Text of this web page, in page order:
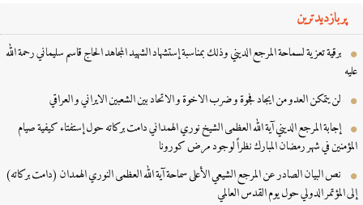
پربازدیدترین
برقية تعزية لسماحة المرجع الديني وذلك بمناسبة إستشهاد الشهيد المجاهد الحاج قاسم سليماني رحمة الله
لن يتمكن العدو من ايجاد فجوة و ضرب الاخوة و الاتحاد بين الشعبين الايراني و العراقي
إجابة المرجع الديني آية الله العظمى الشيخ نوري الهمداني دامت بركاته حول إستفتاء كيفية صيام
في شهر رمضان المبارك نظراً لوجود مرض كورونا
نص البيان الصادر عن المرجع الشيعي الأعلى سماحة آية الله العظمى النوري الهمدان (دامت بركاته)
المؤتمر الدولي حول یوم القدس العالمي